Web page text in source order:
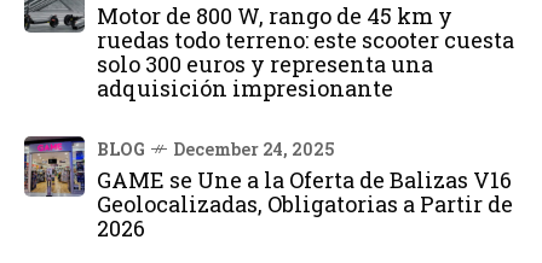
Motor de 800 W, rango de 45 km y
ruedas todo terreno: este scooter cuesta
solo 300 euros y representa una
adquisición impresionante
BLOG December 24, 2025
GAME se Une a la Oferta de Balizas V16
Geolocalizadas, Obligatorias a Partir de
2026